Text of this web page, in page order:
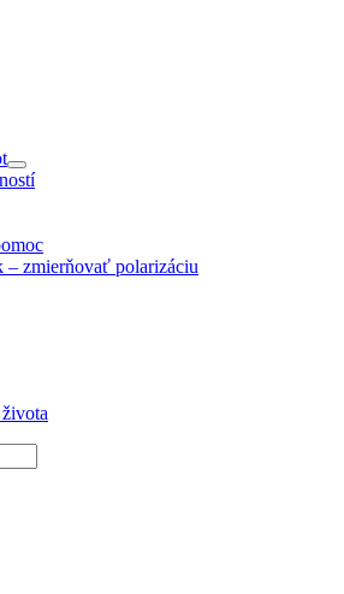
– zmierňovať polarizáciu